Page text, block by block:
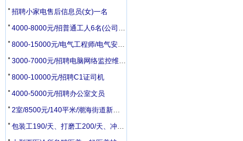
招聘小家电售后信息员(女)一名
4000-8000元/招普通工人6名(公司在28中附近)
8000-15000元/电气工程师/电气安装工/电工配盘工
3000-7000元/招聘电脑网络监控维修员
8000-10000元/招聘C1证司机
4000-5000元/招聘办公室文员
2室/8500元/140平米/潮海街道新建村平房140平带院有井水
包装工190/天、打磨工200/天、冲床、压力机操作240/天